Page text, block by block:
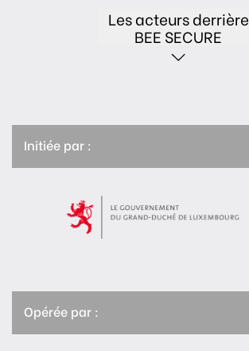
Les acteurs derrière
BEE SECURE
Initiée par :
Opérée par :